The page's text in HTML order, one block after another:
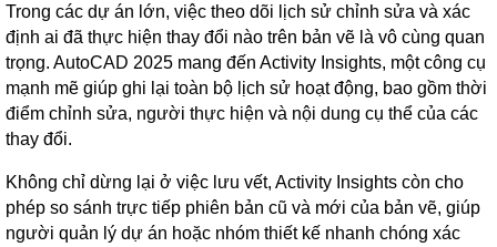
Trong các dự án lớn, việc theo dõi lịch sử chỉnh sửa và xác
định ai đã thực hiện thay đổi nào trên bản vẽ là vô cùng quan
trọng. AutoCAD 2025 mang đến Activity Insights, một công cụ
mạnh mẽ giúp ghi lại toàn bộ lịch sử hoạt động, bao gồm thời
điểm chỉnh sửa, người thực hiện và nội dung cụ thể của các
thay đổi.
Không chỉ dừng lại ở việc lưu vết, Activity Insights còn cho
phép so sánh trực tiếp phiên bản cũ và mới của bản vẽ, giúp
người quản lý dự án hoặc nhóm thiết kế nhanh chóng xác